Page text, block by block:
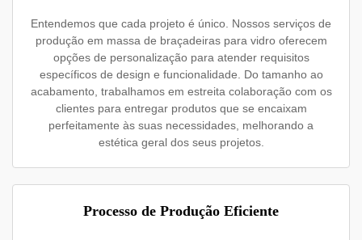
Entendemos que cada projeto é único. Nossos serviços de
produção em massa de braçadeiras para vidro oferecem
opções de personalização para atender requisitos
específicos de design e funcionalidade. Do tamanho ao
acabamento, trabalhamos em estreita colaboração com os
clientes para entregar produtos que se encaixam
perfeitamente às suas necessidades, melhorando a
estética geral dos seus projetos.
Processo de Produção Eficiente